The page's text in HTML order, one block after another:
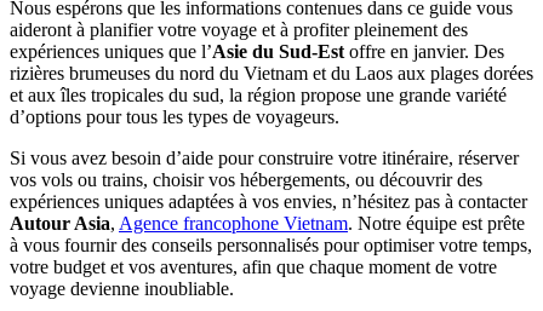
courtes mais ambiance chaude et animée.
🧳2. Que mettre dans la valise
Vêtements légers en matières respirantes
Une veste légère pour le Nord du Vietnam et le Nord du Laos
De bonnes chaussures de marche
Maillot de bain & crème solaire
Veste imperméable ou poncho (surtout pour Bali)
Répulsif anti-moustiques